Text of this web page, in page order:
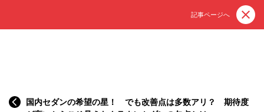
記事ページへ
国内セダンの希望の星！ でも改善点は多数アリ？ 期待度